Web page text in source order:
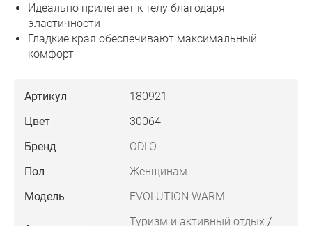
Идеально прилегает к телу благодаря
эластичности
Гладкие края обеспечивают максимальный
комфорт
Артикул
180921
Цвет
30064
Бренд
ODLO
Пол
Женщинам
Модель
EVOLUTION WARM
Туризм и активный отдых /